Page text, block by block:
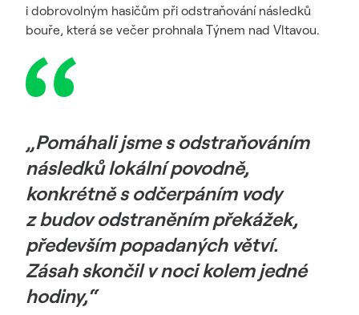
i dobrovolným hasičům při odstraňování následků
bouře, která se večer prohnala Týnem nad Vltavou.
„Pomáhali jsme s odstraňováním
následků lokální povodně,
konkrétně s odčerpáním vody
z budov odstraněním překážek,
především popadaných větví.
Zásah skončil v noci kolem jedné
hodiny,“